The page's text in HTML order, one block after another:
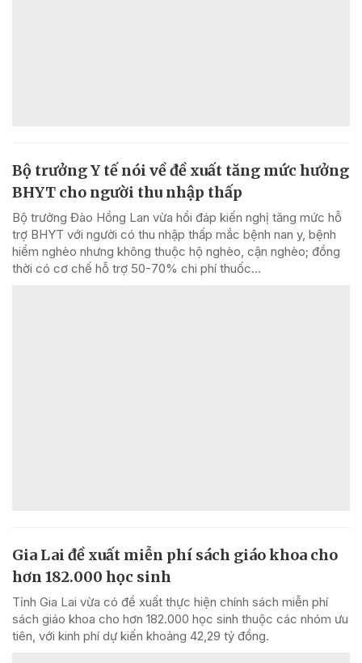
Bộ trưởng Y tế nói về đề xuất tăng mức hưởng
BHYT cho người thu nhập thấp
Bộ trưởng Đào Hồng Lan vừa hồi đáp kiến nghị tăng mức hỗ
trợ BHYT với người có thu nhập thấp mắc bệnh nan y, bệnh
hiểm nghèo nhưng không thuộc hộ nghèo, cận nghèo; đồng
thời có cơ chế hỗ trợ 50-70% chi phí thuốc...
Gia Lai đề xuất miễn phí sách giáo khoa cho
hơn 182.000 học sinh
Tỉnh Gia Lai vừa có đề xuất thực hiện chính sách miễn phí
sách giáo khoa cho hơn 182.000 học sinh thuộc các nhóm ưu
tiên, với kinh phí dự kiến khoảng 42,29 tỷ đồng.